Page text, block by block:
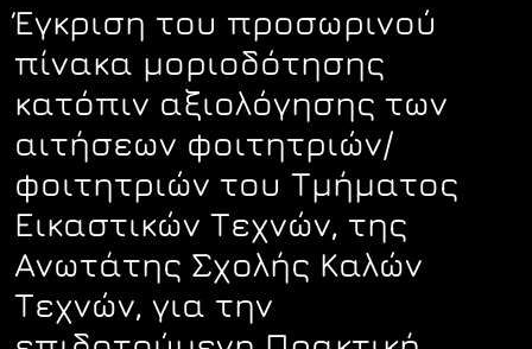
Έγκριση του προσωρινού
πίνακα μοριοδότησης
κατόπιν αξιολόγησης των
αιτήσεων φοιτητριών/
φοιτητριών του Τμήματος
Εικαστικών Τεχνών, της
Ανωτάτης Σχολής Καλών
Τεχνών, για την